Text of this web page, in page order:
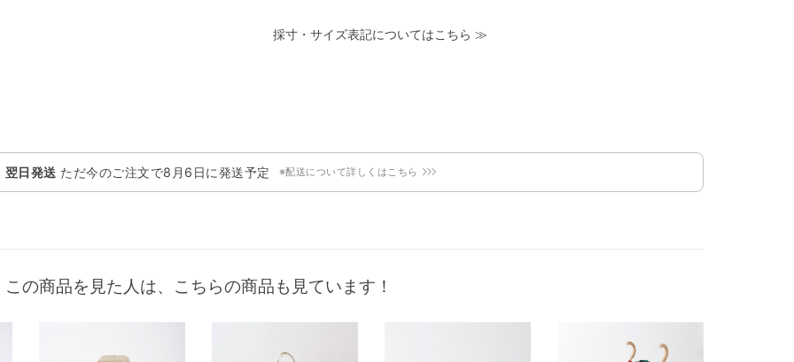
採寸・サイズ表記についてはこちら ≫
翌日発送 ただ今のご注文で8月6日に発送予定 ※配送について詳しくはこちら
この商品を見た人は、こちらの商品も見ています！